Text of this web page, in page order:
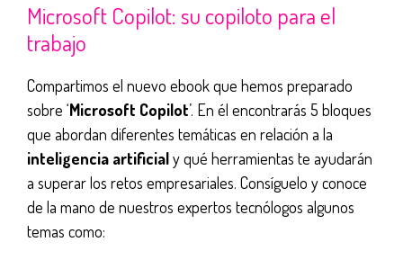
Microsoft Copilot: su copiloto para el
trabajo
Compartimos el nuevo ebook que hemos preparado
sobre ‘Microsoft Copilot’. En él encontrarás 5 bloques
que abordan diferentes temáticas en relación a la
inteligencia artificialy qué herramientas te ayudarán
a superar los retos empresariales. Consíguelo y conoce
de la mano de nuestros expertos tecnólogos algunos
temas como: